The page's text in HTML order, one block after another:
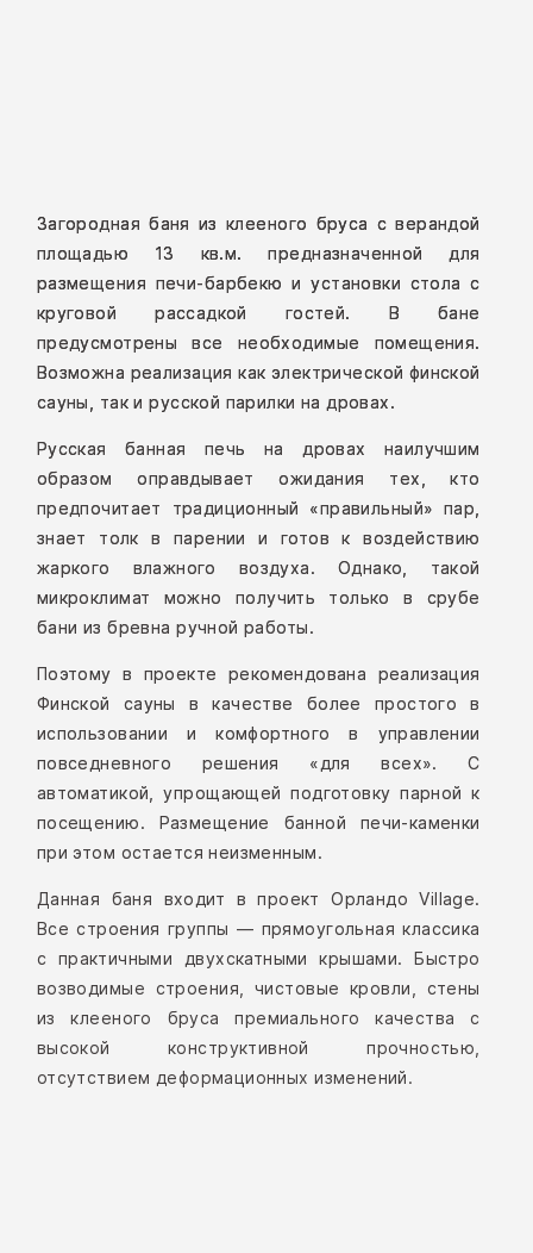
Загородная баня из клееного бруса с верандой
площадью 13 кв.м. предназначенной для
размещения печи-барбекю и установки стола с
круговой рассадкой гостей. В бане
предусмотрены все необходимые помещения.
Возможна реализация как электрической финской
сауны, так и русской парилки на дровах.
Русская банная печь на дровах наилучшим
образом оправдывает ожидания тех, кто
предпочитает традиционный «правильный» пар,
знает толк в парении и готов к воздействию
жаркого влажного воздуха. Однако, такой
микроклимат можно получить только в срубе
бани из бревна ручной работы.
Поэтому в проекте рекомендована реализация
Финской сауны в качестве более простого в
использовании и комфортного в управлении
повседневного решения «для всех». С
автоматикой, упрощающей подготовку парной к
посещению. Размещение банной печи-каменки
при этом остается неизменным.
Данная баня входит в проект Орландо Village.
Все строения группы — прямоугольная классика
с практичными двухскатными крышами. Быстро
возводимые строения, чистовые кровли, стены
из клееного бруса премиального качества с
высокой конструктивной прочностью,
отсутствием деформационных изменений.